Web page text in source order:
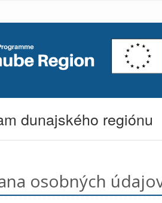
dunajského regiónu
osobných